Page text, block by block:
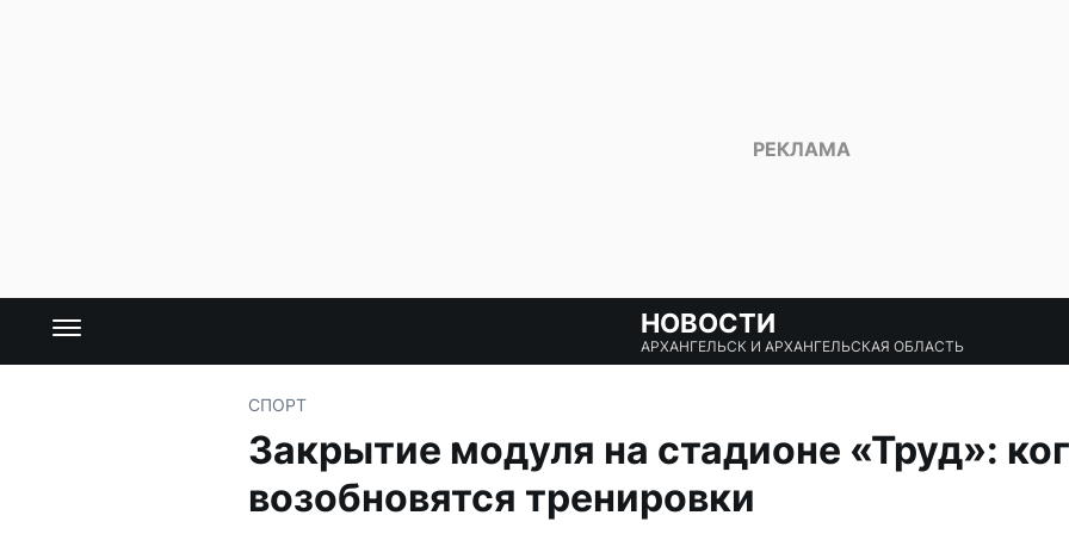
НОВОСТИ
АРХАНГЕЛЬСК И АРХАНГЕЛЬСКАЯ ОБЛАСТЬ
СПОРТ
Закрытие модуля на стадионе «Труд»:
возобновятся тренировки